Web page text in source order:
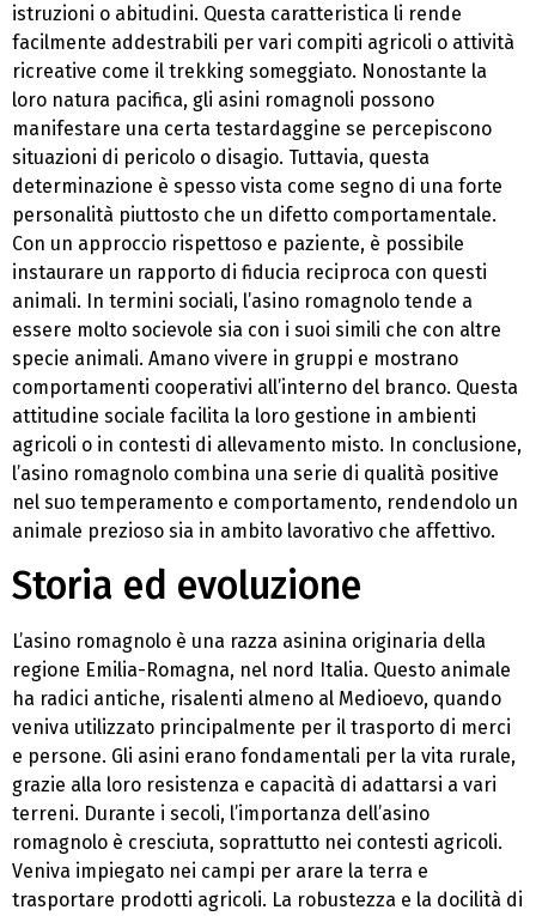
istruzioni o abitudini. Questa caratteristica li rende
facilmente addestrabili per vari compiti agricoli o attività
ricreative come il trekking someggiato. Nonostante la
loro natura pacifica, gli asini romagnoli possono
manifestare una certa testardaggine se percepiscono
situazioni di pericolo o disagio. Tuttavia, questa
determinazione è spesso vista come segno di una forte
personalità piuttosto che un difetto comportamentale.
Con un approccio rispettoso e paziente, è possibile
instaurare un rapporto di fiducia reciproca con questi
animali. In termini sociali, l’asino romagnolo tende a
essere molto socievole sia con i suoi simili che con altre
specie animali. Amano vivere in gruppi e mostrano
comportamenti cooperativi all’interno del branco. Questa
attitudine sociale facilita la loro gestione in ambienti
agricoli o in contesti di allevamento misto. In conclusione,
l’asino romagnolo combina una serie di qualità positive
nel suo temperamento e comportamento, rendendolo un
animale prezioso sia in ambito lavorativo che affettivo.
Storia ed evoluzione
L’asino romagnolo è una razza asinina originaria della
regione Emilia-Romagna, nel nord Italia. Questo animale
ha radici antiche, risalenti almeno al Medioevo, quando
veniva utilizzato principalmente per il trasporto di merci
e persone. Gli asini erano fondamentali per la vita rurale,
grazie alla loro resistenza e capacità di adattarsi a vari
terreni. Durante i secoli, l’importanza dell’asino
romagnolo è cresciuta, soprattutto nei contesti agricoli.
Veniva impiegato nei campi per arare la terra e
trasportare prodotti agricoli. La robustezza e la docilità di